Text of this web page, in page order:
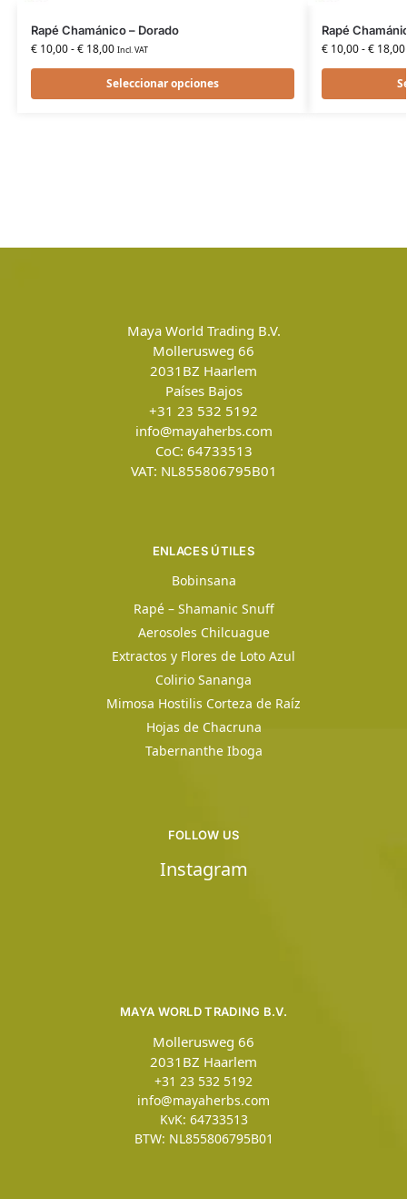
Rapé Chamánico – Dorado
€10,00-€18,00 Incl. VAT
Seleccionar opciones
Rapé
€10,00-€18,00
Maya World Trading B.V.
Mollerusweg 66
2031BZ Haarlem
Países Bajos
+31 23 532 5192
info@mayaherbs.com
CoC: 64733513
VAT: NL855806795B01
ENLACES ÚTILES
Bobinsana
Rapé – Shamanic Snuff
Aerosoles Chilcuague
Extractos y Flores de Loto Azul
Colirio Sananga
Mimosa Hostilis Corteza de Raíz
Hojas de Chacruna
Tabernanthe Iboga
MAYA WORLD TRADING B.V.
Mollerusweg 66
2031BZ Haarlem
+31 23 532 5192
info@mayaherbs.com
KvK: 64733513
BTW: NL855806795B01
FOLLOW US
Instagram